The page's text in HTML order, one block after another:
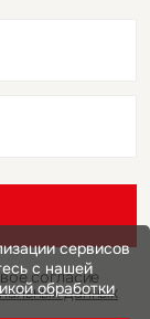
согласие
данных
сервисов
с нашей
обработки